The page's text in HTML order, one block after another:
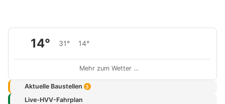
14° 31° 14°
Mehr zum Wetter …
Aktuelle Baustellen 3
Live-HVV-Fahrplan